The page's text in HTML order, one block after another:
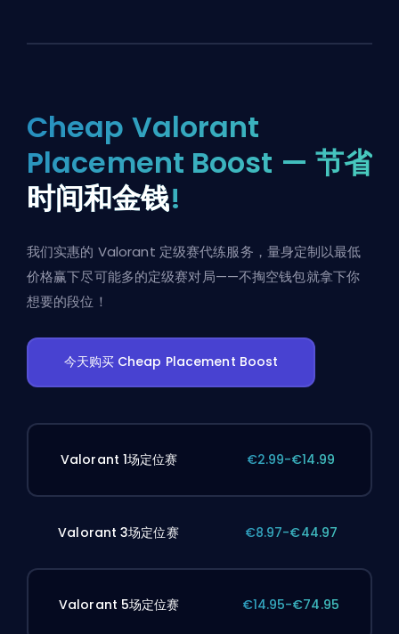
Cheap Valorant
Placement Boost — 节省
时间和金钱!
我们实惠的 Valorant 定级赛代练服务，量身定制以最低
价格赢下尽可能多的定级赛对局——不掏空钱包就拿下你
想要的段位！
今天购买 Cheap Placement Boost
Valorant 1场定位赛 €2.99-€14.99
Valorant 3场定位赛 €8.97-€44.97
Valorant 5场定位赛 €14.95-€74.95